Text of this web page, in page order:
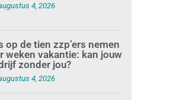
4, 2026
op de tien zzp’ers nemen
weken vakantie: kan jouw
zonder jou?
4, 2026